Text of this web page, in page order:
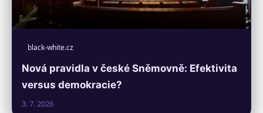
black-white.cz
Nová pravidla v české Sněmovně: Efektivita
versus demokracie?
3. 7. 2026